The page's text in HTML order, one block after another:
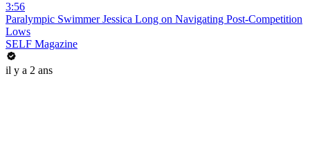
3:56
Paralympic Swimmer Jessica Long on Navigating Post-Competition
Lows
SELF Magazine
il y a 2 ans